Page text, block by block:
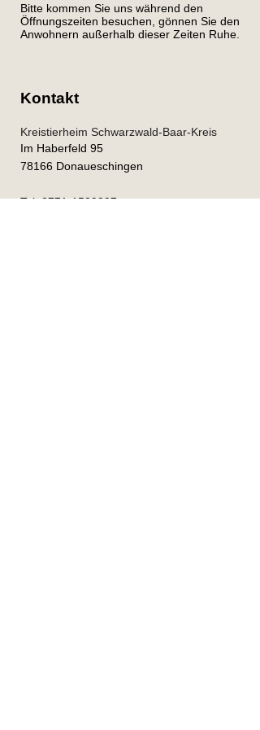
Bitte kommen Sie uns während den
Öffnungszeiten besuchen, gönnen Sie den
Anwohnern außerhalb dieser Zeiten Ruhe.
Kontakt
Kreistierheim Schwarzwald-Baar-Kreis
Im Haberfeld 95
78166 Donaueschingen
Tel.0771-1589897